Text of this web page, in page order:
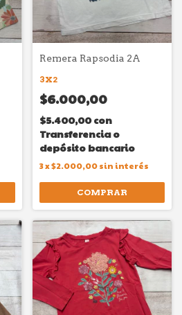
Remera Rapsodia 2A
3X2
$6.000,00
$5.400,00con
Transferencia o
depósito bancario
3x$2.000,00 sin interés
COMPRAR